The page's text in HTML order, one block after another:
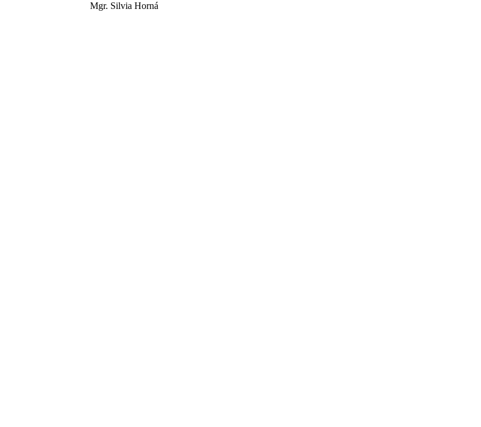
Mgr. Silvia Horná